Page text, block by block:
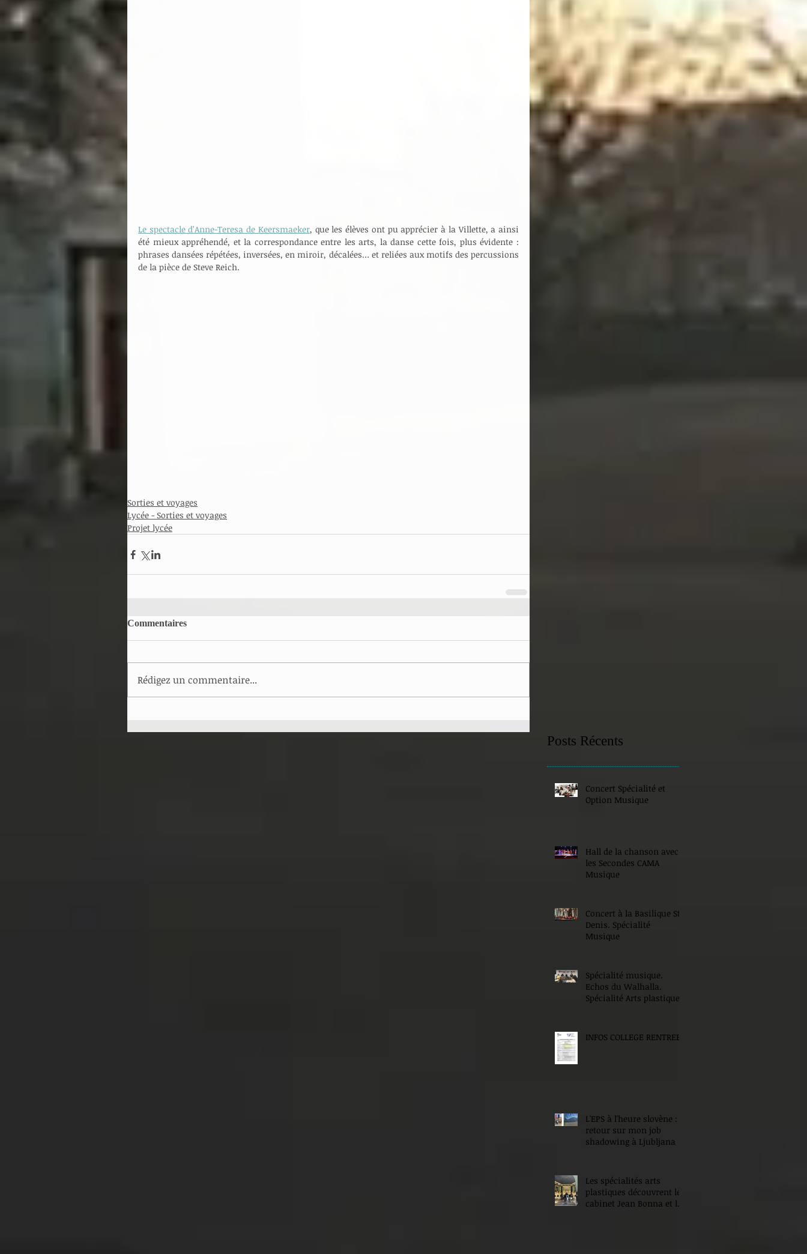
Le spectacle d’Anne-Teresa de Keersmaeker, que les élèves ont pu apprécier à la Villette, a ainsi
été mieux appréhendé, et la correspondance entre les arts, la danse cette fois, plus évidente :
phrases dansées répétées, inversées, en miroir, décalées… et reliées aux motifs des percussions
de la pièce de Steve Reich.
Sorties et voyages
Lycée - Sorties et voyages
Projet lycée
Commentaires
Rédigez un commentaire...
Posts Récents
Concert Spécialité et
Option Musique
Hall de la chanson avec
les Secondes CAMA
Musique
Concert à la Basilique St
Denis. Spécialité
Musique
Spécialité musique.
Echos du Walhalla.
Spécialité Arts plastiques.
INFOS COLLEGE RENTREE
L'EPS à l'heure slovène :
retour sur mon job
shadowing à Ljubljana
Les spécialités arts
plastiques découvrent le
cabinet Jean Bonna et les